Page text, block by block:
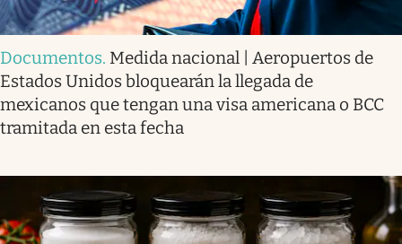
Documentos. Medida nacional | Aeropuertos de
Estados Unidos bloquearán la llegada de
mexicanos que tengan una visa americana o BCC
tramitada en esta fecha